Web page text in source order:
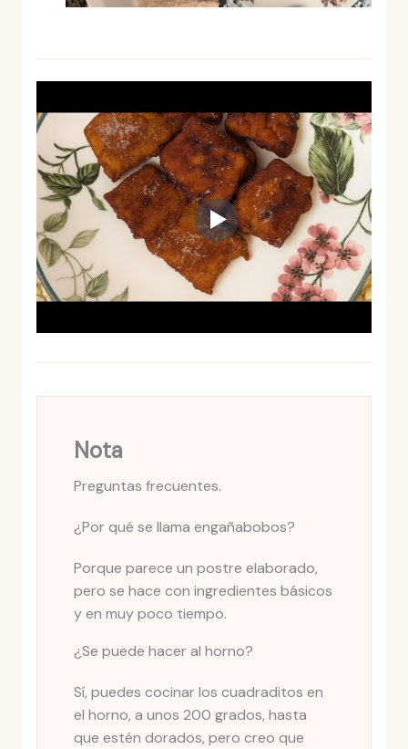
Nota
Preguntas frecuentes.
¿Por qué se llama engañabobos?
Porque parece un postre elaborado,
pero se hace con ingredientes básicos
y en muy poco tiempo.
¿Se puede hacer al horno?
Sí, puedes cocinar los cuadraditos en
el horno, a unos 200 grados, hasta
que estén dorados, pero creo que